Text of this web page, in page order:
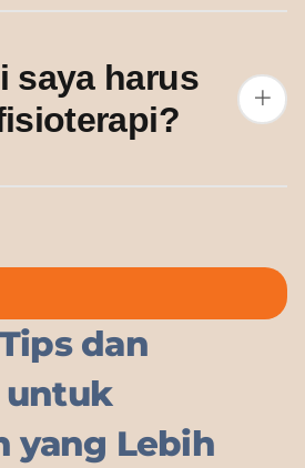
saya harus
dan
untuk
yang Lebih